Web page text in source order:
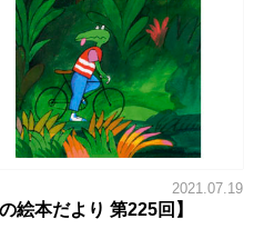
2021.07.19
絵本だより 第225回】